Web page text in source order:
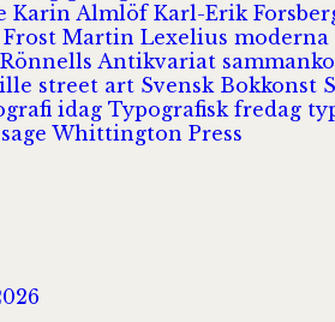
Karin Almlöf Karl-Erik
Martin Lexelius moderna
Rönnells Antikvariat
street art Svensk Bokkonst
idag Typografisk fredag
Whittington Press